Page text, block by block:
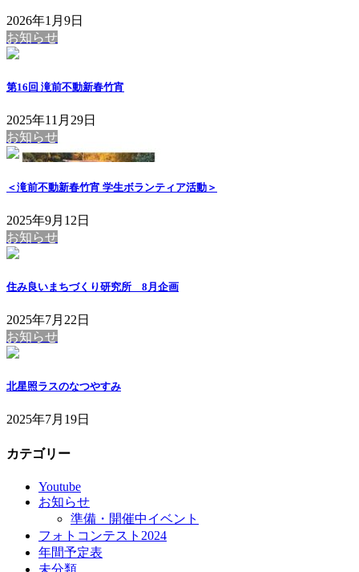
2026年1月9日
お知らせ
第16回 滝前不動新春竹宵
2025年11月29日
お知らせ
＜滝前不動新春竹宵 学生ボランティア活動＞
2025年9月12日
お知らせ
住み良いまちづくり研究所 8月企画
2025年7月22日
お知らせ
北星照ラスのなつやすみ
2025年7月19日
カテゴリー
Youtube
お知らせ
準備・開催中イベント
フォトコンテスト2024
年間予定表
未分類